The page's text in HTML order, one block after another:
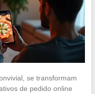
se transformam
de pedido online